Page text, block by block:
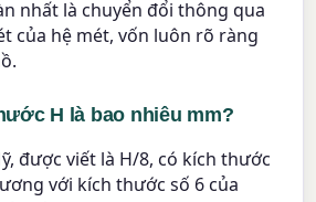
nhất là chuyển đổi thông qua
của hệ mét, vốn luôn rõ ràng
H là bao nhiêu mm?
được viết là H/8, có kích thước
với kích thước số 6 của